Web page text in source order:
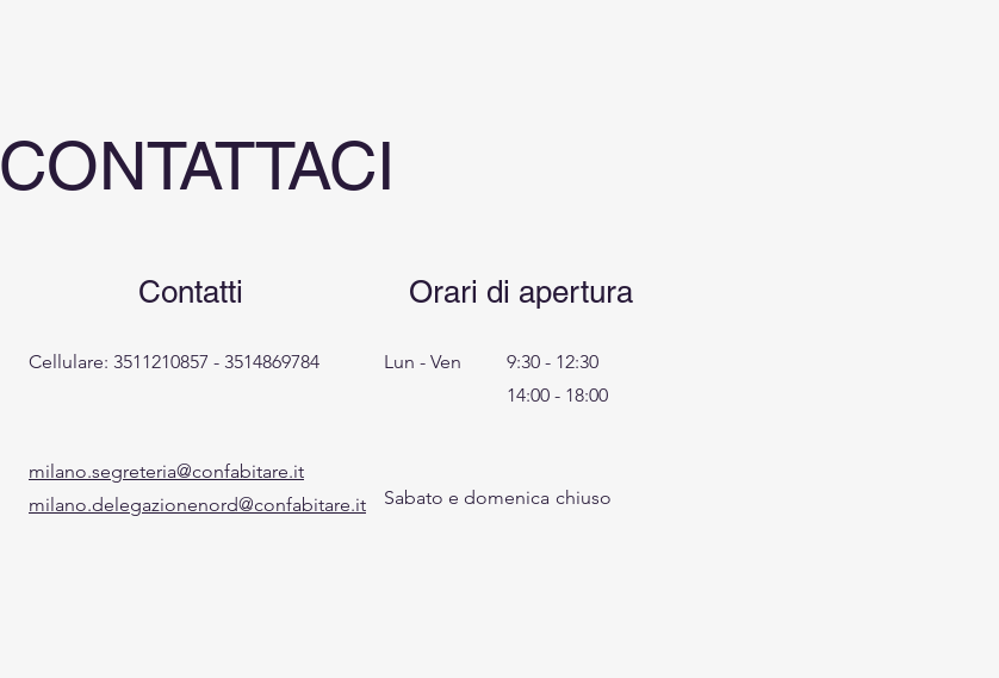
CONTATTACI
Contatti
Cellulare: 3511210857 - 3514869784
milano.segreteria@confabitare.it
milano.delegazionenord@confabitare.it
Orari di apertura
Lun - Ven
9:30 - 12:30
14:00 - 18:00
Sabato e domenica chiuso